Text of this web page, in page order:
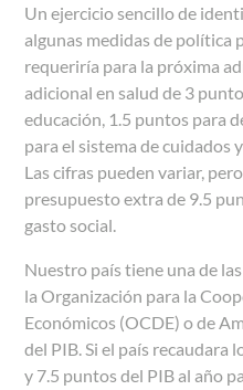
Un ejercicio sencillo de
algunas medidas de política
requeriría para la próxima
adicional en salud de 3
educación, 1.5 puntos para
para el sistema de cuidados
Las cifras pueden variar,
presupuesto extra de 9.5
gasto social.
Nuestro país tiene una de
la Organización para la
Económicos (OCDE) o de
del PIB. Si el país recaudara
y 7.5 puntos del PIB al año